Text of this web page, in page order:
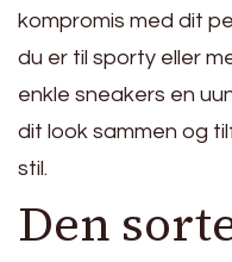
kompromis med dit
du er til sporty eller
enkle sneakers en
dit look sammen og
stil.
Den